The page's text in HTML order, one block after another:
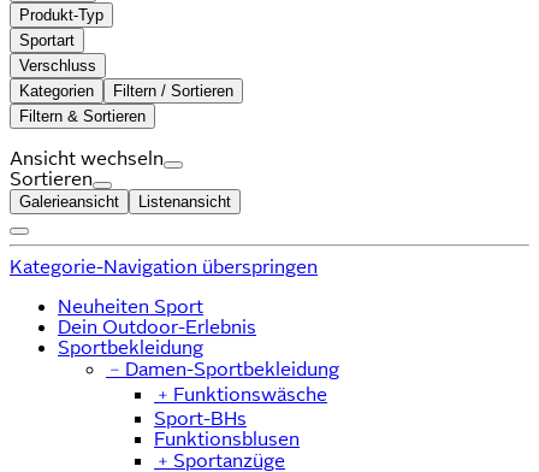
Produkt-Typ
Sportart
Verschluss
Kategorien
Filtern / Sortieren
Filtern & Sortieren
Ansicht wechseln
Sortieren
Galerieansicht Listenansicht
Kategorie-Navigation überspringen
Neuheiten Sport
Dein Outdoor-Erlebnis
Sportbekleidung
﹣ Damen-Sportbekleidung
﹢ Funktionswäsche
Sport-BHs
Funktionsblusen
﹢ Sportanzüge